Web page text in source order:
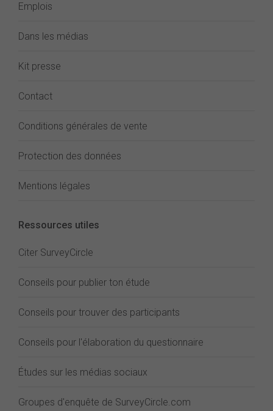
Emplois
Dans les médias
Kit presse
Contact
Conditions générales de vente
Protection des données
Mentions légales
Ressources utiles
Citer SurveyCircle
Conseils pour publier ton étude
Conseils pour trouver des participants
Conseils pour l'élaboration du questionnaire
Études sur les médias sociaux
Groupes d'enquête de SurveyCircle.com